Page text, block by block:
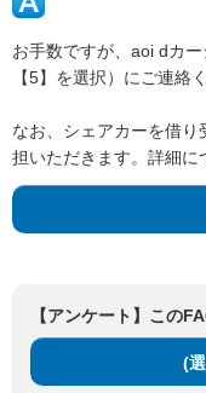
お手数ですが、aoi dカ
【5】を選択）にご連絡
なお、シェアカーを借り
担いただきます。詳細に
【アンケート】この
(